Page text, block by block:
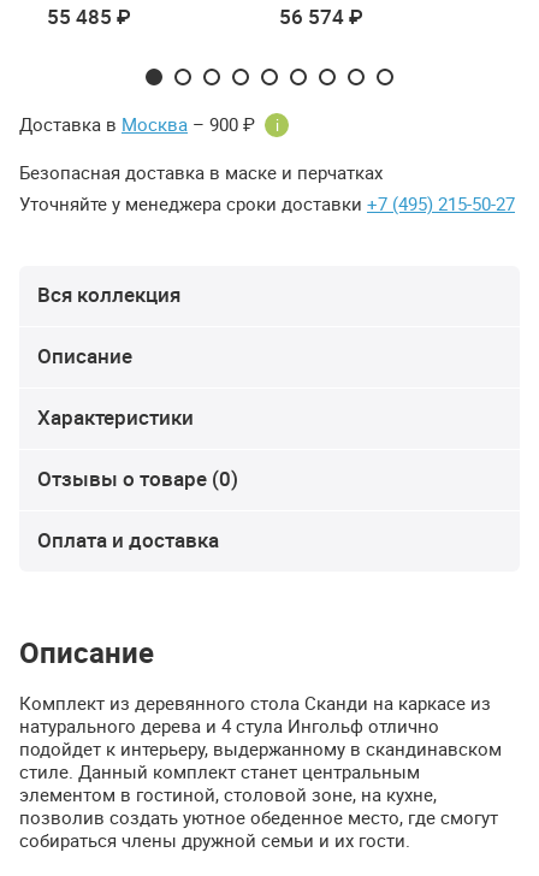
55 485 ₽ 56 574 ₽
Доставка в Москва – 900 ₽ i
Безопасная доставка в маске и перчатках
Уточняйте у менеджера сроки доставки +7 (495) 215-50-27
Вся коллекция
Описание
Характеристики
Отзывы о товаре (0)
Оплата и доставка
Описание
Комплект из деревянного стола Сканди на каркасе из
натурального дерева и 4 стула Ингольф отлично
подойдет к интерьеру, выдержанному в скандинавском
стиле. Данный комплект станет центральным
элементом в гостиной, столовой зоне, на кухне,
позволив создать уютное обеденное место, где смогут
собираться члены дружной семьи и их гости.